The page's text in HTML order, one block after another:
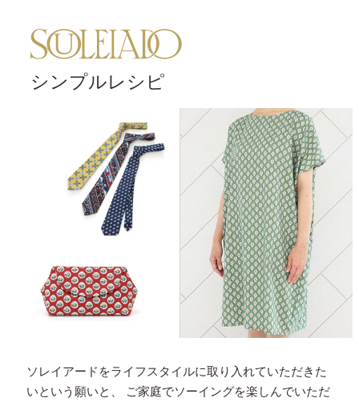
シンプルレシピ
ソレイアードをライフスタイルに取り入れていただきた
いという願いと、
ご家庭でソーイングを楽しんでいただ